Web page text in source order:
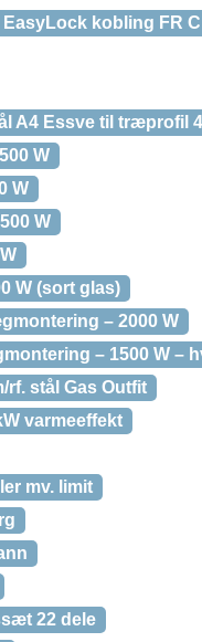
kobling FR
A4 Essve til træprofil
W
W
W
W (sort glas)
– 2000 W
– 1500 W –
rf. stål Gas Outfit
varmeeffekt
mv. limit
22 dele